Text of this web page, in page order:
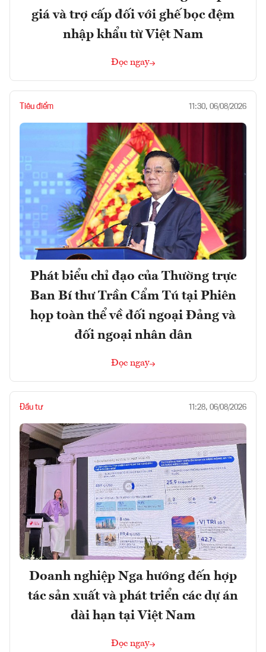
giá và trợ cấp đối với ghế bọc đệm
nhập khẩu từ Việt Nam
Đọc ngay
Tiêu điểm 11:30, 06/08/2026
Phát biểu chỉ đạo của Thường trực
Ban Bí thư Trần Cẩm Tú tại Phiên
họp toàn thể về đối ngoại Đảng và
đối ngoại nhân dân
Đọc ngay
Đầu tư 11:28, 06/08/2026
Doanh nghiệp Nga hướng đến hợp
tác sản xuất và phát triển các dự án
dài hạn tại Việt Nam
Đọc ngay